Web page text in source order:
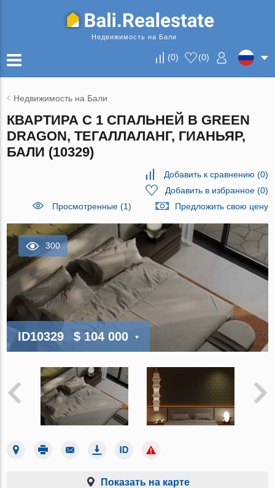
Недвижимость на Бали
(0) (0)
Недвижимость на Бали
КВАРТИРА С 1 СПАЛЬНЕЙ В GREEN
DRAGON, ТЕГАЛЛАЛАНГ, ГИАНЬЯР,
БАЛИ (10329)
Добавить к сравнению (0)
Добавить в избранное(0)
Просмотренные (1)
Предложить свою цену
300
ID10329 $ 104 000
Показать на карте